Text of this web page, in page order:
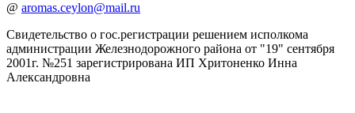
@ aromas.ceylon@mail.ru
Свидетельство о гос.регистрации решением исполкома
администрации Железнодорожного района от "19" сентября
2001г. №251 зарегистрирована ИП Хритоненко Инна
Александровна